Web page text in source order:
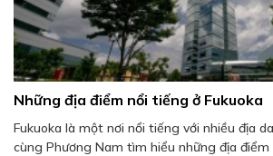
Những địa điểm nổi tiếng ở Fukuoka
Fukuoka là một nơi nổi tiếng với nhiều địa
cùng Phương Nam tìm hiểu những địa điểm